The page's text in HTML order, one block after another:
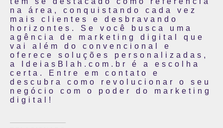
na área, conquistando cada vez
mais clientes e desbravando
horizontes. Se você busca uma
agência de marketing digital que
vai além do convencional e
oferece soluções personalizadas,
a IdeiasBlah.com.br é a escolha
certa. Entre em contato e
descubra como revolucionar o seu
negócio com o poder do marketing
digital!